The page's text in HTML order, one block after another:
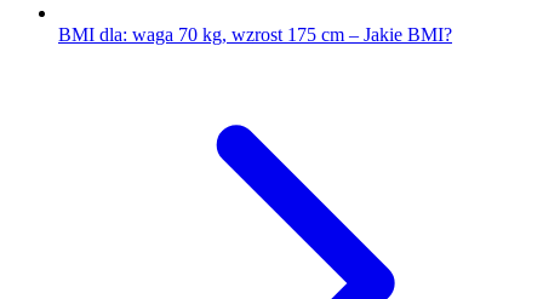
BMI dla: waga 70 kg, wzrost 175 cm – Jakie BMI?